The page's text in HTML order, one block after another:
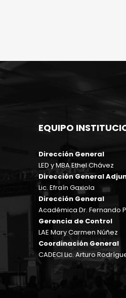
EQUIPO
Dirección General
LED y MBA Ethel Chávez
Dirección General
Lic. Efraín Gaxiola
Dirección General
Académica Dr. Fernando
Gerencia de Control
LAE Mary Carmen Núñez
Coordinación General
CADECI Lic. Arturo